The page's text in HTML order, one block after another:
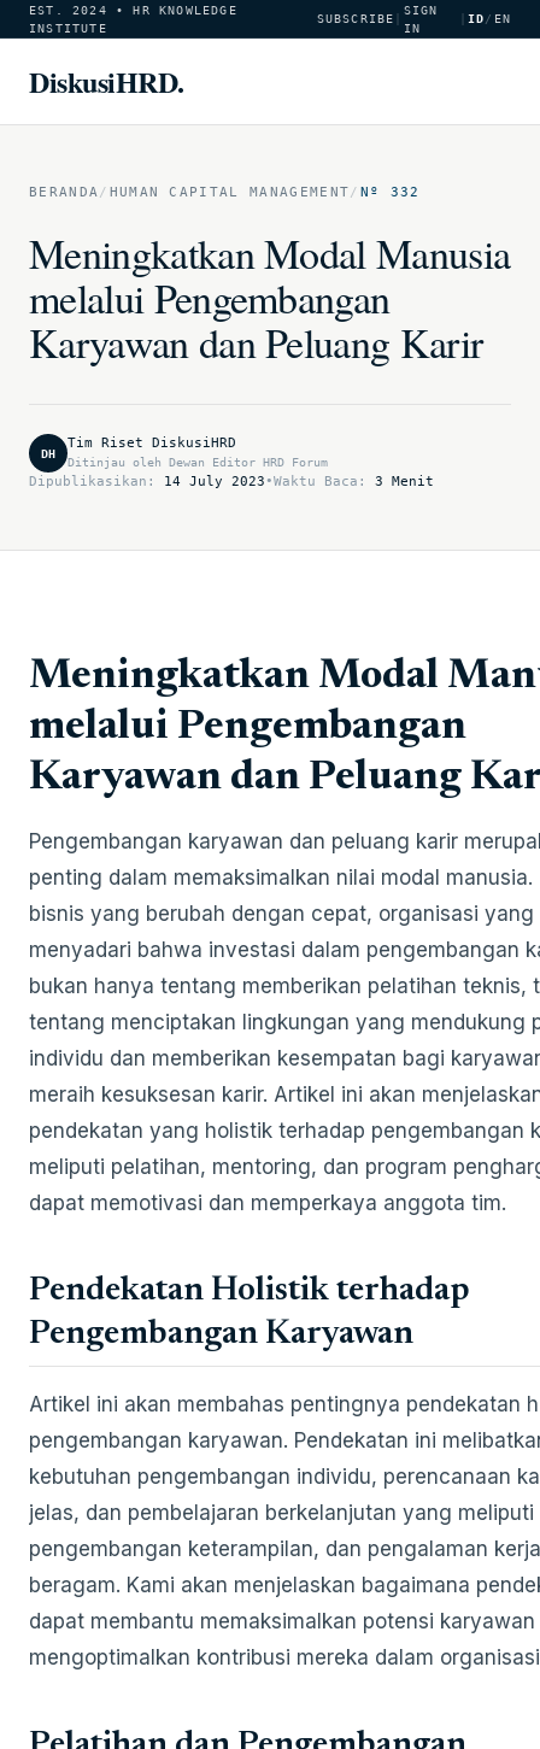
EST. 2024 • HR KNOWLEDGE
INSTITUTE
SUBSCRIBE
SIGN
IN
ID/ EN
DiskusiHRD.
BERANDA/ HUMAN CAPITAL MANAGEMENT/ Nº 332
Meningkatkan Modal Manusia
melalui Pengembangan
Karyawan dan Peluang Karir
DH
Tim Riset DiskusiHRD
Ditinjau oleh Dewan Editor HRD Forum
Dipublikasikan: 14 July 2023•Waktu Baca: 3 Menit
Meningkatkan Modal
melalui Pengembangan
Karyawan dan Peluang
Pengembangan karyawan dan peluang karir
penting dalam memaksimalkan nilai modal manusia.
bisnis yang berubah dengan cepat, organisasi yang
menyadari bahwa investasi dalam pengembangan
bukan hanya tentang memberikan pelatihan teknis,
tentang menciptakan lingkungan yang mendukung
individu dan memberikan kesempatan bagi
meraih kesuksesan karir. Artikel ini akan
pendekatan yang holistik terhadap pengembangan
meliputi pelatihan, mentoring, dan program
dapat memotivasi dan memperkaya anggota tim.
Pendekatan Holistik terhadap
Pengembangan Karyawan
Artikel ini akan membahas pentingnya pendekatan
pengembangan karyawan. Pendekatan ini
kebutuhan pengembangan individu, perencanaan
jelas, dan pembelajaran berkelanjutan yang
pengembangan keterampilan, dan pengalaman
beragam. Kami akan menjelaskan bagaimana
dapat membantu memaksimalkan potensi karyawan
mengoptimalkan kontribusi mereka dalam